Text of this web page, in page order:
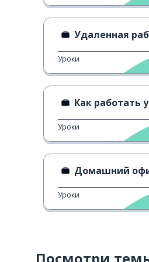
Удаленная
Уроки
Как работать
Уроки
Домашний
Уроки
Посмотри